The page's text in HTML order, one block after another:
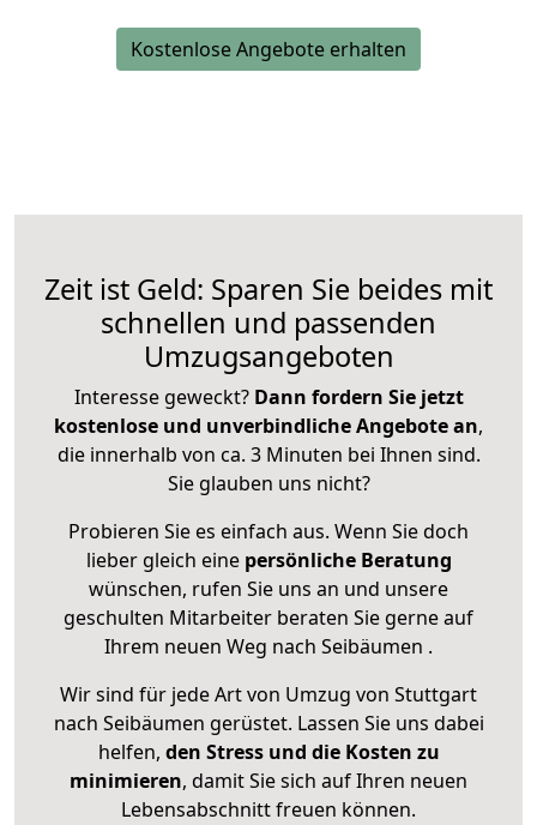
Kostenlose Angebote erhalten
Zeit ist Geld: Sparen Sie beides mit
schnellen und passenden
Umzugsangeboten
Interesse geweckt? Dann fordern Sie jetzt
kostenlose und unverbindliche Angebote an,
die innerhalb von ca. 3 Minuten bei Ihnen sind.
Sie glauben uns nicht?
Probieren Sie es einfach aus. Wenn Sie doch
lieber gleich eine persönliche Beratung
wünschen, rufen Sie uns an und unsere
geschulten Mitarbeiter beraten Sie gerne auf
Ihrem neuen Weg nach Seibäumen .
Wir sind für jede Art von Umzug von Stuttgart
nach Seibäumen gerüstet. Lassen Sie uns dabei
helfen, den Stress und die Kosten zu
minimieren, damit Sie sich auf Ihren neuen
Lebensabschnitt freuen können.